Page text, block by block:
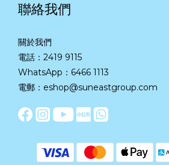
聯絡我們
關於我們
電話：2419 9115
WhatsApp： 6466 1113
電郵：eshop@suneastgroup.com